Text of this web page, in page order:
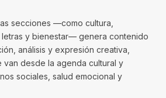
secciones —como cultura,
y bienestar— genera contenido
análisis y expresión creativa,
van desde la agenda cultural y
sociales, salud emocional y